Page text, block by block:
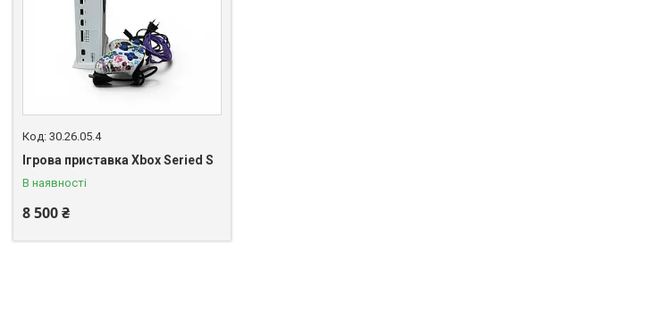
30.26.05.4
Ігрова приставка Xbox Seried S
В наявності
8 500 ₴